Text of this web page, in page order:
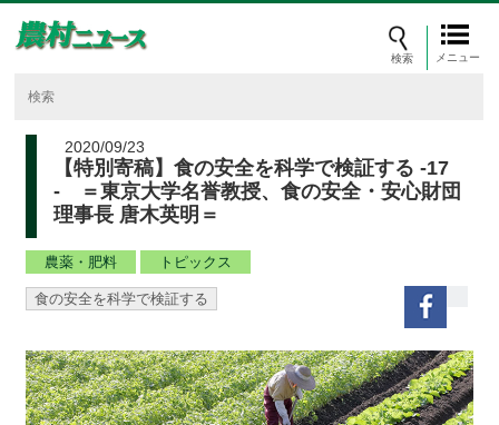
メニュー
2020/09/23
【特別寄稿】食の安全を科学で検証する ‐17
- ＝東京大学名誉教授、食の安全・安心財団
理事長 唐木英明＝
農薬・肥料 トピックス
食の安全を科学で検証する